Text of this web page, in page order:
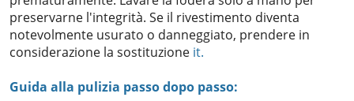
preservarne l'integrità. Se il rivestimento diventa
notevolmente usurato o danneggiato, prendere in
considerazione la sostituzione it.
Guida alla pulizia passo dopo passo: